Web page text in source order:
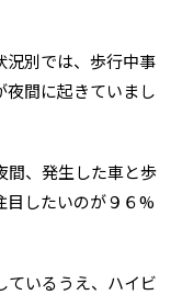
況別では、歩行中事
夜間に起きていまし
間、発生した車と歩
目したいのが９６%
ているうえ、ハイビ